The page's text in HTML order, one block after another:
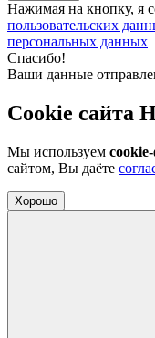
Нажимая на кнопку, я
пользовательских
персональных данных
Спасибо!
Ваши данные
Cookie сайта
Мы используем
сайтом, Вы даёте
Хорошо